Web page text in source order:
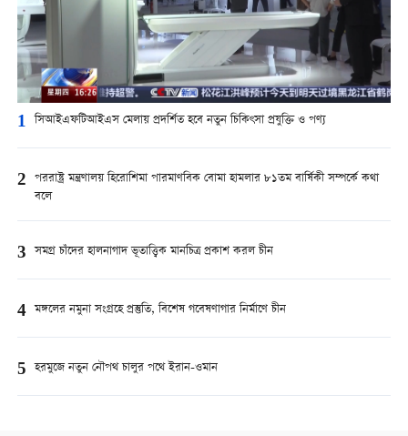
1 সিআইএফটিআইএস মেলায় প্রদর্শিত হবে নতুন চিকিৎসা প্রযুক্তি ও পণ্য
2 পররাষ্ট্র মন্ত্রণালয় হিরোশিমা পারমাণবিক বোমা হামলার ৮১তম বার্ষিকী সম্পর্কে কথা
বলে
3 সমগ্র চাঁদের হালনাগাদ ভূতাত্ত্বিক মানচিত্র প্রকাশ করল চীন
4 মঙ্গলের নমুনা সংগ্রহে প্রস্তুতি, বিশেষ গবেষণাগার নির্মাণে চীন
5 হরমুজে নতুন নৌপথ চালুর পথে ইরান-ওমান